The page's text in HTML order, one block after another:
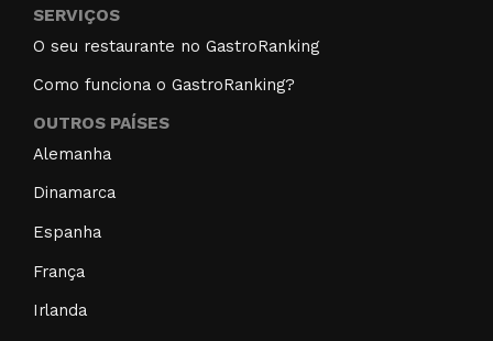
SERVIÇOS
O seu restaurante no GastroRanking
Como funciona o GastroRanking?
OUTROS PAÍSES
Alemanha
Dinamarca
Espanha
França
Irlanda